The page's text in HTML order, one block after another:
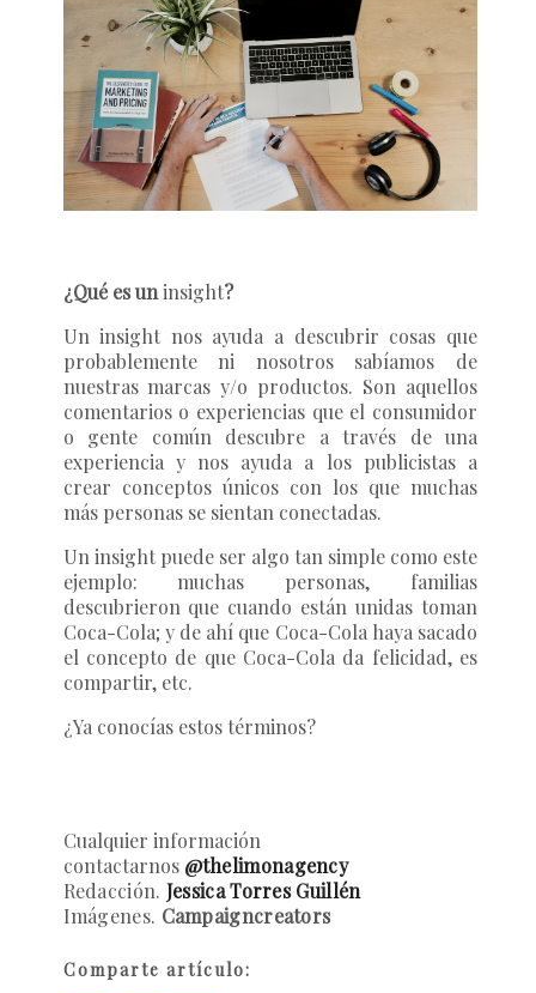
¿Qué es uninsight?
Un insight nos ayuda a descubrir cosas que
probablemente ni nosotros sabíamos de
nuestras marcas y/o productos. Son aquellos
comentarios o experiencias que el consumidor
o gente común descubre a través de una
experiencia y nos ayuda a los publicistas a
crear conceptos únicos con los que muchas
más personas se sientan conectadas.
Un insight puede ser algo tan simple como este
ejemplo: muchas personas, familias
descubrieron que cuando están unidas toman
Coca-Cola; y de ahí que Coca-Cola haya sacado
el concepto de que Coca-Cola da felicidad, es
compartir, etc.
¿Ya conocías estos términos?
Cualquier información
contactarnos @thelimonagency
Redacción. Jessica Torres Guillén
Imágenes. Campaigncreators
Comparte artículo: